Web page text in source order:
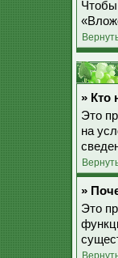
Чтобы
» Кто
Это
на
»
Это